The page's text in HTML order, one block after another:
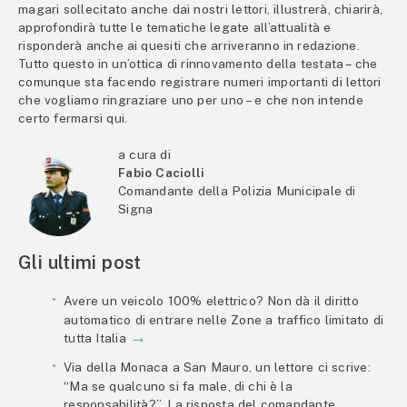
magari sollecitato anche dai nostri lettori, illustrerà, chiarirà,
approfondirà tutte le tematiche legate all’attualità e
risponderà anche ai quesiti che arriveranno in redazione.
Tutto questo in un’ottica di rinnovamento della testata – che
comunque sta facendo registrare numeri importanti di lettori
che vogliamo ringraziare uno per uno – e che non intende
certo fermarsi qui.
a cura di
Fabio Caciolli
Comandante della Polizia Municipale di
Signa
Gli ultimi post
Avere un veicolo 100% elettrico? Non dà il diritto
automatico di entrare nelle Zone a traffico limitato di
tutta Italia
Via della Monaca a San Mauro, un lettore ci scrive:
“Ma se qualcuno si fa male, di chi è la